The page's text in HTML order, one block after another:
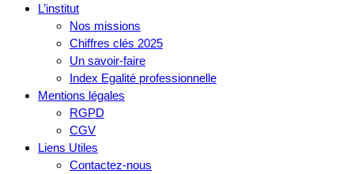
L’institut
Nos missions
Chiffres clés 2025
Un savoir-faire
Index Egalité professionnelle
Mentions légales
RGPD
CGV
Liens Utiles
Contactez-nous